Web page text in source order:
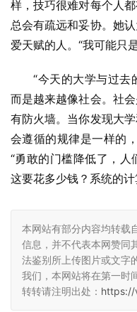
样，技巧很难对每个人
总会有疏远和妥协。她
爱天赋的人。“我可能只
“今天的大学与过去
而是越来越像社会。社
有防火墙。当你发现大
会遵循的规律是一样的
“勇敢的门槛降低了，人
这要花多少钱？系统的
本网站有部分内容均转载
信息，并不代表本网赞同
法鉴别所上传图片或文字
我们，本网站将在第一时
转转请注明出处： https://